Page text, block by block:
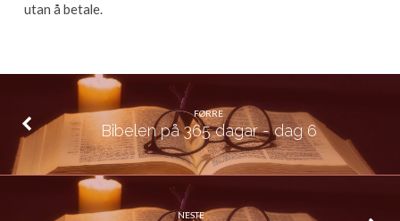
utan å betale.
FØRRE
Bibelen på 365 dagar - dag 6
NESTE